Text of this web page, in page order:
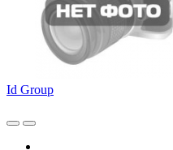
Id Group